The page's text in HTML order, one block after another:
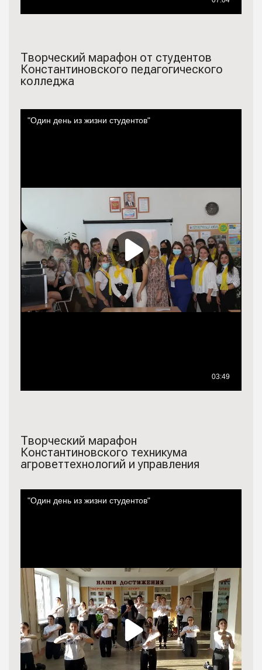
Творческий марафон от студентов
Константиновского педагогического
колледжа
Творческий марафон
Константиновского техникума
агроветтехнологий и управления